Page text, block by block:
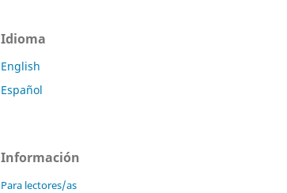
Idioma
English
Español
Información
Para lectores/as